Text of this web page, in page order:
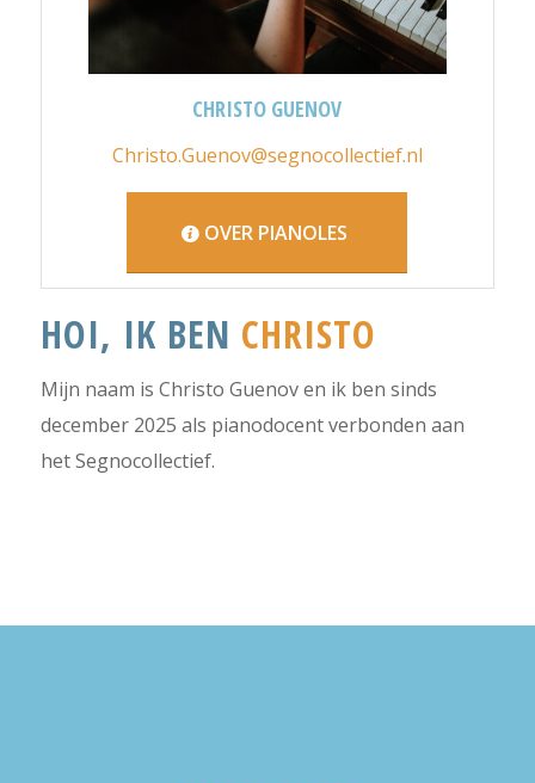
CHRISTO GUENOV
Christo.Guenov@segnocollectief.nl
OVER PIANOLES
HOI, IK BEN CHRISTO
Mijn naam is Christo Guenov en ik ben sinds
december 2025 als pianodocent verbonden aan
het Segnocollectief.